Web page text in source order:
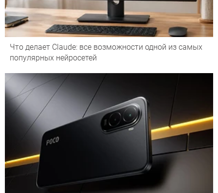
Что делает Сlaude: все возможности одной из самых
популярных нейросетей